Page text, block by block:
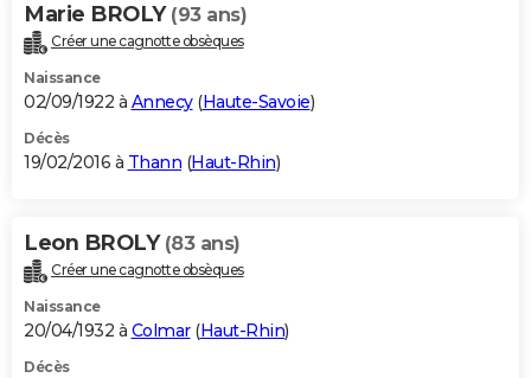
Marie BROLY (93 ans)
Créer une cagnotte obsèques
Naissance
02/09/1922 à Annecy(Haute-Savoie)
Décès
19/02/2016 à Thann (Haut-Rhin)
Leon BROLY (83 ans)
Créer une cagnotte obsèques
Naissance
20/04/1932 à Colmar(Haut-Rhin)
Décès